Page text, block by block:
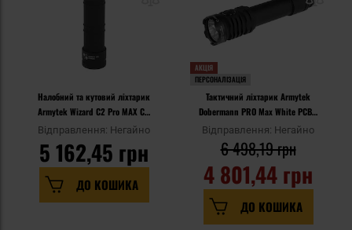
Налобний та кутовий ліхтарик
Armytek Wizard C2 Pro MAX CW
PCB - 4000 люменів
Відправлення: Негайно
5 162,45 грн
ДО КОШИКА
АКЦІЯ
ПЕРСОНАЛІЗАЦІЯ
Тактичний ліхтарик Armytek
Dobermann PRO Max White PCB -
3000 люменів
Відправлення: Негайно
4 801,44 грн
6 498,19 грн
ДО КОШИКА